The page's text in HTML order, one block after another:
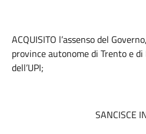
ACQUISITO l’assenso del
province autonome di Trento e di
dell’UPI;
SANCISCE